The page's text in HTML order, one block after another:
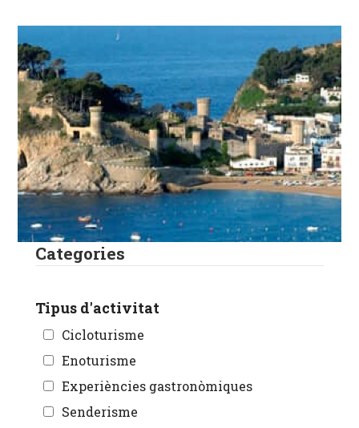
Categories
Tipus d'activitat
Cicloturisme
Enoturisme
Experiències gastronòmiques
Senderisme